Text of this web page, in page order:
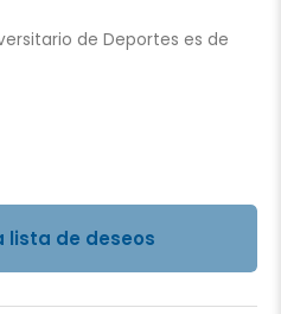
de Deportes es de
lista de deseos